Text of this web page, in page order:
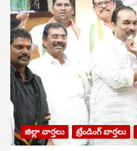
జిల్లా వార్తలు ట్రేండింగ్ వార్తలు